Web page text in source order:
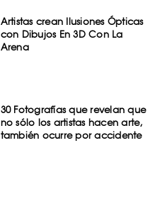
Artistas crean Ilusiones Ópticas
con Dibujos En 3D Con La
Arena
30 Fotografías que revelan que
no sólo los artistas hacen arte,
también ocurre por accidente